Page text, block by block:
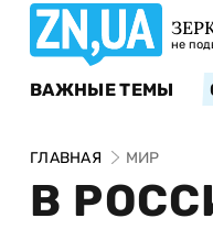
не
ВАЖНЫЕ ТЕМЫ
ГЛАВНАЯ МИР
В